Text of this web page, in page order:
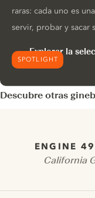
SPOTLIGHT
raras: cada uno es
servir, probar y sacar
Explorar la
Descubre otras
ENGINE
California